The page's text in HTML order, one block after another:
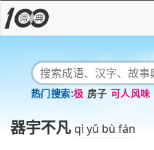
极 房子 可人风味
器宇不凡 qì yǔ bù fán